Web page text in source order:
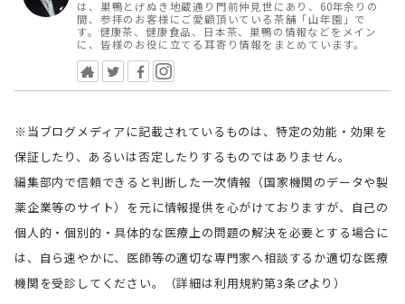
は、巣鴨とげぬき地蔵通り門前仲見世にあり、60年余りの
間、参拝のお客様にご愛顧頂いている茶舗「山年園」で
す。健康茶、健康食品、日本茶、巣鴨の情報などをメイン
に、皆様のお役に立てる耳寄り情報をまとめています。
※当ブログメディアに記載されているものは、特定の効能・効果を
保証したり、あるいは否定したりするものではありません。
編集部内で信頼できると判断した一次情報（国家機関のデータや製
薬企業等のサイト）を元に情報提供を心がけておりますが、自己の
個人的・個別的・具体的な医療上の問題の解決を必要とする場合に
は、自ら速やかに、医師等の適切な専門家へ相談するか適切な医療
機関を受診してください。（詳細は利用規約第3条 より）